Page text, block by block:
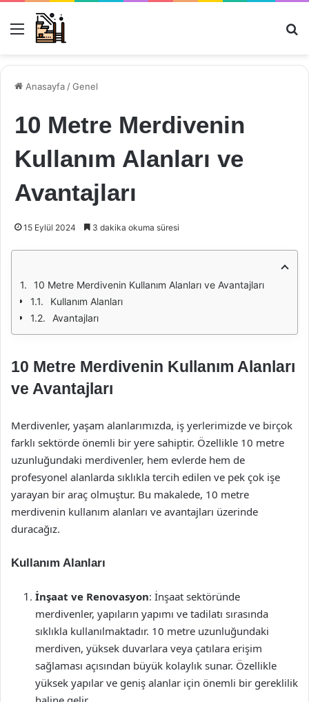
Menü
Anasayfa /Genel
10 Metre Merdivenin
Kullanım Alanları ve
Avantajları
15 Eylül 2024 3 dakika okuma süresi
10 Metre Merdivenin Kullanım Alanları ve Avantajları
Kullanım Alanları
Avantajları
10 Metre Merdivenin Kullanım Alanları
ve Avantajları
Merdivenler, yaşam alanlarımızda, iş yerlerimizde ve birçok
farklı sektörde önemli bir yere sahiptir. Özellikle 10 metre
uzunluğundaki merdivenler, hem evlerde hem de
profesyonel alanlarda sıklıkla tercih edilen ve pek çok işe
yarayan bir araç olmuştur. Bu makalede, 10 metre
merdivenin kullanım alanları ve avantajları üzerinde
duracağız.
Kullanım Alanları
İnşaat ve Renovasyon: İnşaat sektöründe
merdivenler, yapıların yapımı ve tadilatı sırasında
sıklıkla kullanılmaktadır. 10 metre uzunluğundaki
merdiven, yüksek duvarlara veya çatılara erişim
sağlaması açısından büyük kolaylık sunar. Özellikle
yüksek yapılar ve geniş alanlar için önemli bir gereklilik